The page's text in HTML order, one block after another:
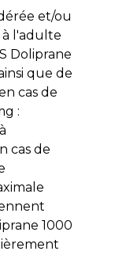
et/ou
à l'adulte
Doliprane
que de
cas de
:
cas de
1000